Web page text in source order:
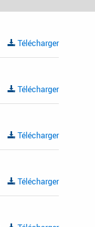
Télécharger
Télécharger
Télécharger
Télécharger